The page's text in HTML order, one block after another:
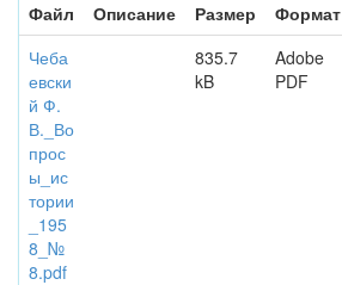
Файл
Описание Размер
Формат
Чеба
евски
й Ф.
В._Во
прос
ы_ис
тории
_195
8_№
8.pdf
835.7
kB
Adobe
PDF